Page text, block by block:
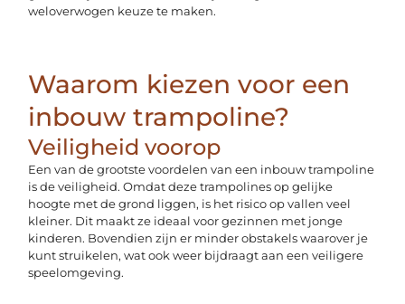
weloverwogen keuze te maken.
Waarom kiezen voor een
inbouw trampoline?
Veiligheid voorop
Een van de grootste voordelen van een inbouw trampoline
is de veiligheid. Omdat deze trampolines op gelijke
hoogte met de grond liggen, is het risico op vallen veel
kleiner. Dit maakt ze ideaal voor gezinnen met jonge
kinderen. Bovendien zijn er minder obstakels waarover je
kunt struikelen, wat ook weer bijdraagt aan een veiligere
speelomgeving.